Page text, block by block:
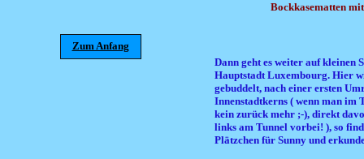
Zum Anfang
Bockkasematten
Dann geht es weiter auf kleinen
Hauptstadt Luxembourg. Hier
gebuddelt, nach einer ersten
Innenstadtkerns ( wenn man im
kein zurück mehr ;-), direkt
links am Tunnel vorbei! ), so
Plätzchen für Sunny und